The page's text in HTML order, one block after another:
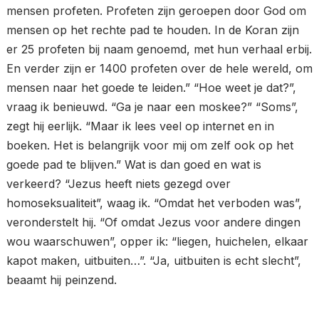
mensen profeten. Profeten zijn geroepen door God om
mensen op het rechte pad te houden. In de Koran zijn
er 25 profeten bij naam genoemd, met hun verhaal erbij.
En verder zijn er 1400 profeten over de hele wereld, om
mensen naar het goede te leiden.” “Hoe weet je dat?”,
vraag ik benieuwd. “Ga je naar een moskee?” “Soms”,
zegt hij eerlijk. “Maar ik lees veel op internet en in
boeken. Het is belangrijk voor mij om zelf ook op het
goede pad te blijven.” Wat is dan goed en wat is
verkeerd? “Jezus heeft niets gezegd over
homoseksualiteit”, waag ik. “Omdat het verboden was”,
veronderstelt hij. “Of omdat Jezus voor andere dingen
wou waarschuwen”, opper ik: “liegen, huichelen, elkaar
kapot maken, uitbuiten…”. “Ja, uitbuiten is echt slecht”,
beaamt hij peinzend.